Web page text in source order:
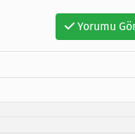
Yorumu